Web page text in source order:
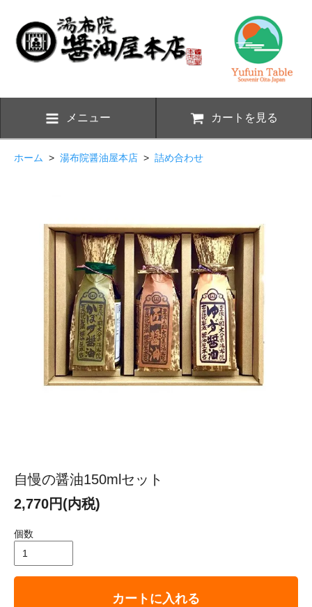
メニュー カートを見る
ホーム > 湯布院醤油屋本店 > 詰め合わせ
自慢の醤油150mlセット
2,770円(内税)
個数
カートに入れる